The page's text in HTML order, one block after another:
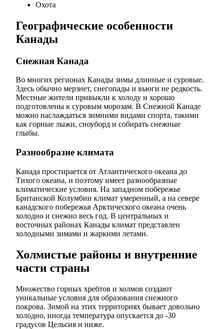
Охота
Географические особенности
Канады
Снежная Канада
Во многих регионах Канады зимы длинные и суровые.
Здесь обычно мерзнет, снегопады и вьюги не редкость.
Местные жители привыкли к холоду и хорошо
подготовлены к суровым морозам. В Снежной Канаде
можно наслаждаться зимними видами спорта, такими
как горные лыжи, сноуборд и собирать снежные
глыбы.
Разнообразие климата
Канада простирается от Атлантического океана до
Тихого океана, и поэтому имеет разнообразные
климатические условия. На западном побережье
Британской Колумбии климат умеренный, а на севере
канадского побережья Арктического океана очень
холодно и снежно весь год. В центральных и
восточных районах Канады климат представлен
холодными зимами и жаркими летами.
Холмистые районы и внутренние
части страны
Множество горных хребтов и холмов создают
уникальные условия для образования снежного
покрова. Зимой на этих территориях бывает довольно
холодно, иногда температура опускается до -30
градусов Цельсия и ниже.